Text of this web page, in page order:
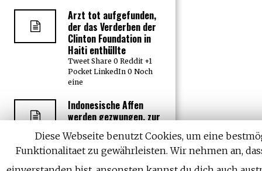
Diese Webseite benutzt Cookies, um eine
Funktionalitaet zu gewährleisten. Wir nehmen an,
Arzt tot aufgefunden,
der das Verderben der
Clinton Foundation in
Haiti enthüllte
Tweet Share 0 Reddit +1
Pocket LinkedIn 0 Noch
eine
Indonesische Affen
werden gezwungen, zur
Unterhaltung von
Touristen unheimliche
Puppenköpfe zu tragen